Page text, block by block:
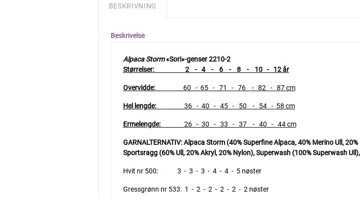
BESKRIVNING
Beskrivelse
Alpaca Storm«Sori»-genser 2210-2
Størrelser: 2 - 4 - 6 - 8 - 10 - 12 år
Overvidde: 60 - 65 - 71 - 76 - 82 - 87 cm
Hel lengde: 36 - 40 - 45 - 50 - 54 - 58 cm
Ermelengde: 26 - 30 - 33 - 37 - 40 - 44 cm
GARNALTERNATIV: Alpaca Storm (40% Superfine Alpaca, 40% Merino Ull,
Sportsragg (60% Ull, 20% Akryl, 20% Nylon), Superwash (100% Superwash Ull),
Hvit nr 500: 3 - 3 - 3 - 4 - 4 - 5 nøster
Gressgrønn nr 533: 1 - 2 - 2 - 2 - 2 - 2 nøster